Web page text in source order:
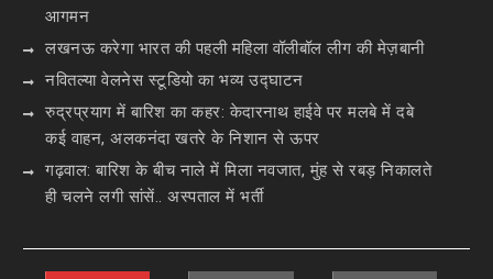
आगमन
लखनऊ करेगा भारत की पहली महिला वॉलीबॉल लीग की मेज़बानी
नवितल्या वेलनेस स्टूडियो का भव्य उद्घाटन
रुद्रप्रयाग में बारिश का कहर: केदारनाथ हाईवे पर मलबे में दबे
कई वाहन, अलकनंदा खतरे के निशान से ऊपर
गढ़वाल: बारिश के बीच नाले में मिला नवजात, मुंह से रबड़ निकालते
ही चलने लगी सांसें.. अस्पताल में भर्ती